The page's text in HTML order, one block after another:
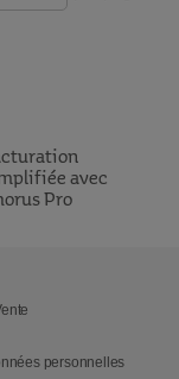
avec
Pro
personnelles